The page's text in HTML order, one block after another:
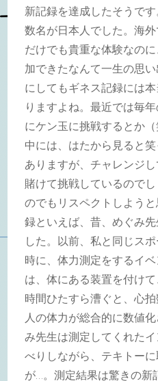
新記録を達成したそうで
数名が日本人でした。海
だけでも貴重な体験なの
加できたなんて一生の思
にしてもギネス記録には
りますよね。最近では毎
にケン玉に挑戦するとか（
中には、はたから見ると
ありますが、チャレンジ
賭けて挑戦しているので
のでもリスペクトしよう
録といえば、昔、めぐみ
した。以前、私と同じス
時に、体力測定をするイ
は、体にある装置を付け
時間ひたすら漕ぐと、心
人の体力が総合的に数値
み先生は測定してくれた
べりしながら、テキトー
が…。測定結果は驚きの新